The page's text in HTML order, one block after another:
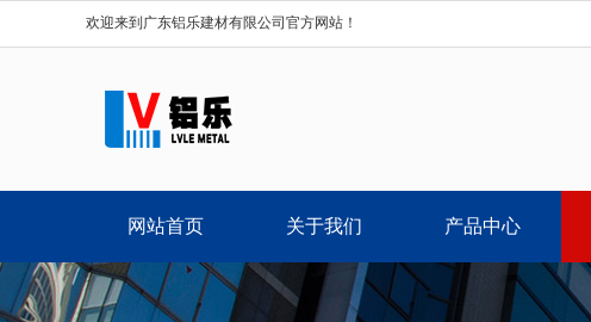
欢迎来到广东铝乐建材有限公司官方网站！
网站首页 关于我们 产品中心